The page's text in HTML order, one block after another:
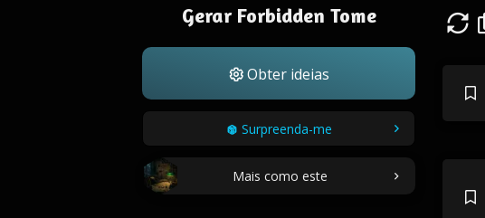
Gerar Forbidden Tome
Obter ideias
Surpreenda-me
Mais como este